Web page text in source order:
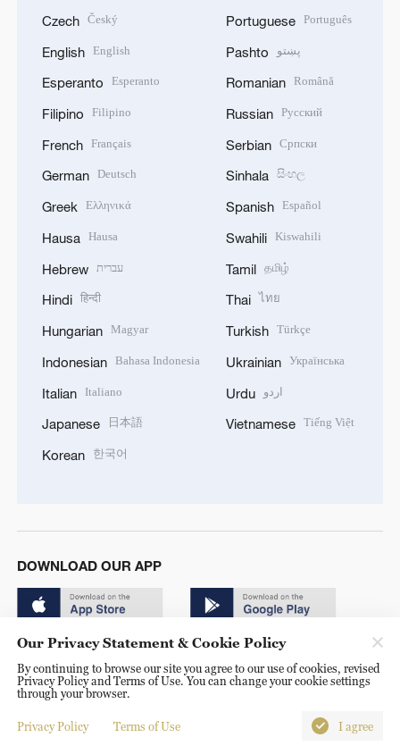
Czech Český
English English
Esperanto Esperanto
Filipino Filipino
French Français
German Deutsch
Greek Ελληνικά
Hausa Hausa
Hebrew עברית
Hindi हिन्दी
Hungarian Magyar
Indonesian Bahasa Indonesia
Italian Italiano
Japanese 日本語
Korean 한국어
Portuguese Português
Pashto پښتو
Romanian Română
Russian Русский
Serbian Српски
Sinhala සිංහල
Spanish Español
Swahili Kiswahili
Tamil தமிழ்
Thai ไทย
Turkish Türkçe
Ukrainian Українська
Urdu اردو
Vietnamese Tiếng Việt
DOWNLOAD OUR APP
© China Radio International.CRI. All Rights Reserved. 16A
Shijingshan Road, Beijing, China. 100040
Our Privacy Statement & Cookie Policy
By continuing to browse our site you agree to our use of cookies, revised
Privacy Policy and Terms of Use. You can change your cookie settings
through your browser.
Privacy Policy Terms of Use I agree